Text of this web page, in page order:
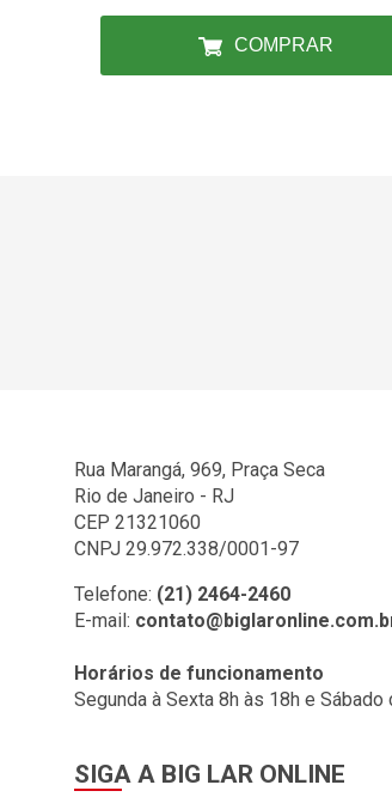
COMPRAR
Rua Marangá, 969, Praça Seca
Rio de Janeiro - RJ
CEP 21321060
CNPJ 29.972.338/0001-97
Telefone: (21) 2464-2460
E-mail:
Horários de funcionamento
Segunda à Sexta 8h às 18h e Sábado
SIGA A BIG LAR ONLINE